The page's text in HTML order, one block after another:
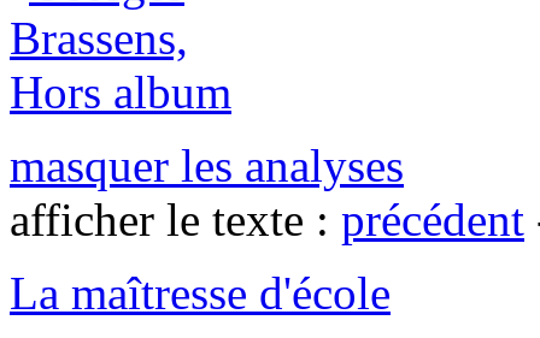
masquer les analyses
afficher le texte : précédent
La maîtresse d'école